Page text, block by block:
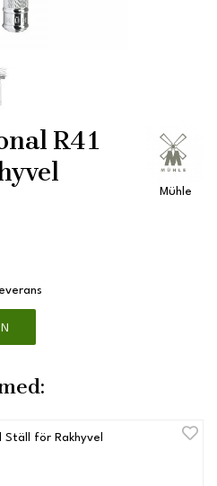
R41
Mühle
Ställ för Rakhyvel